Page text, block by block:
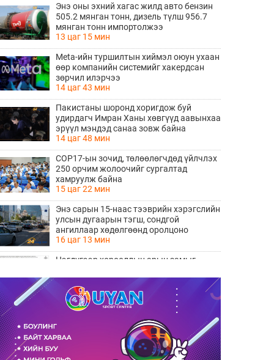
Энэ оны эхний хагас жилд авто бензин
505.2 мянган тонн, дизель түлш 956.7
мянган тонн импортолжээ
13 цаг 15 мин
Meta-ийн туршилтын хиймэл оюун ухаан
өөр компанийн системийг хакердсан
зөрчил илэрчээ
14 цаг 43 мин
Пакистаны шоронд хоригдож буй
удирдагч Имран Ханы хөвгүүд аавынхаа
эрүүл мэндэд санаа зовж байна
14 цаг 48 мин
COP17-ын зочид, төлөөлөгчдөд үйлчлэх
250 орчим жолоочийг сургалтад
хамруулж байна
15 цаг 22 мин
Энэ сарын 15-наас тээврийн хэрэгслийн
улсын дугаарын тэгш, сондгой
ангиллаар хөдөлгөөнд оролцоно
16 цаг 13 мин
Нэгдүгээр хорооллын арын замыг
хааж, борооны ус зайлуулах шугамын
хөндлөн сэтэлгээ хийнэ
16 цаг 15 мин
“Туул усан цогцолбор” төслийн
нэгдүгээр шатны ТЭЗҮ-ийг
боловсруулах ажил 90 хувийн
гүйцэтгэлтэй байна
16 цаг 17 мин